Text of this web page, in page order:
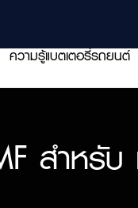
ความรู้แบตเตอรี่รถยนต์
สำหรับ